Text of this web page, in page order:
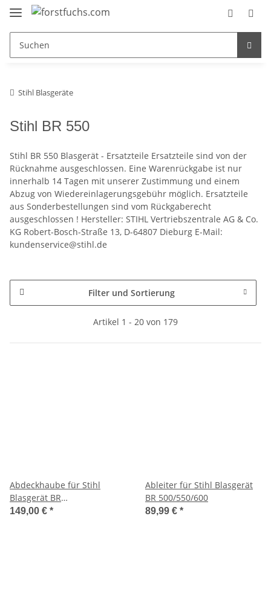
Stihl Blasgeräte
Stihl BR 550
Stihl BR 550 Blasgerät - Ersatzteile Ersatzteile sind von der
Rücknahme ausgeschlossen. Eine Warenrückgabe ist nur
innerhalb 14 Tagen mit unserer Zustimmung und einem
Abzug von Wiedereinlagerungsgebühr möglich. Ersatzteile
aus Sonderbestellungen sind vom Rückgaberecht
ausgeschlossen ! Hersteller: STIHL Vertriebszentrale AG & Co.
KG Robert-Bosch-Straße 13, D-64807 Dieburg E-Mail:
kundenservice@stihl.de
Filter und Sortierung
Artikel 1 - 20 von 179
Abdeckhaube für Stihl
Blasgerät BR
500/550/600/700
149,00 € *
Ableiter für Stihl Blasgerät
BR 500/550/600
89,99 € *